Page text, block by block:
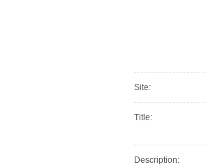
Site:
Title:
Description: